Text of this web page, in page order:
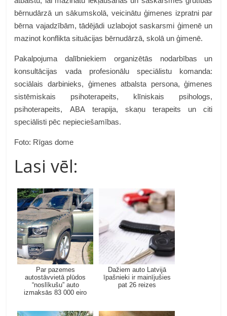
bērnudārzā un sākumskolā, veicinātu ģimenes izpratni par
bērna vajadzībām, tādējādi uzlabojot saskarsmi ģimenē un
mazinot konflikta situācijas bērnudārzā, skolā un ģimenē.
Pakalpojuma dalībniekiem organizētās nodarbības un
konsultācijas vada profesionālu speciālistu komanda:
sociālais darbinieks, ģimenes atbalsta persona, ģimenes
sistēmiskais psihoterapeits, klīniskais psihologs,
psihoterapeits, ABA terapija, skaņu terapeits un citi
speciālisti pēc nepieciešamības.
Foto: Rīgas dome
Lasi vēl:
Par pazemes
autostāvvietā plūdos
“noslīkušu” auto
izmaksās 83 000 eiro
Dažiem auto Latvijā
īpašnieki ir mainījušies
pat 26 reizes